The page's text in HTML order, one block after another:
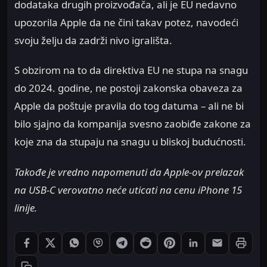
dodataka drugih proizvođača, ali je EU nedavno
upozorila Apple da ne čini takav potez, navodeći
svoju želju da zadrži nivo igrališta.
S obzirom na to da direktiva EU ne stupa na snagu
do 2024. godine, ne postoji zakonska obaveza za
Apple da poštuje pravila do tog datuma – ali ne bi
bilo sjajno da kompanija svesno zaobiđe zakone za
koje zna da stupaju na snagu u bliskoj budućnosti.
Takođe je vredno napomenuti da Apple-ov prelazak
na USB-C verovatno neće uticati na cenu iPhone 15
linije.
Podeli: Facebook
Podeli: XPodeli: WhatsApp
Podeli: Viber
Podeli: Telegram
Podeli: Reddit
Podeli: Pinterest
Podeli: LinkedIn
Podeli: